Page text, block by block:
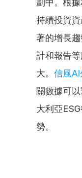
劃中。根
持續投資
著的增長
計和報告
大。 信風
關數據可
大利亞
勢。